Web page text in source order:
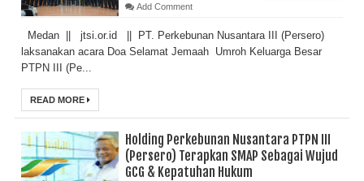
Add Comment
Medan || jtsi.or.id || PT. Perkebunan Nusantara III (Persero)
laksanakan acara Doa Selamat Jemaah Umroh Keluarga Besar
PTPN III (Pe...
READ MORE
Holding Perkebunan Nusantara PTPN III
(Persero) Terapkan SMAP Sebagai Wujud
GCG & Kepatuhan Hukum